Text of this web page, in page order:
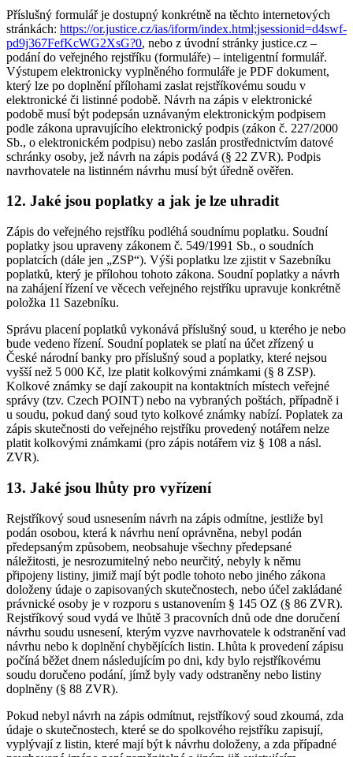
Příslušný formulář je dostupný konkrétně na těchto internetových
stránkách: https://or.justice.cz/ias/iform/index.html;jsessionid=d4swf-
pd9j367FefKcWG2XsG?0, nebo z úvodní stránky justice.cz –
podání do veřejného rejstříku (formuláře) – inteligentní formulář.
Výstupem elektronicky vyplněného formuláře je PDF dokument,
který lze po doplnění přílohami zaslat rejstříkovému soudu v
elektronické či listinné podobě. Návrh na zápis v elektronické
podobě musí být podepsán uznávaným elektronickým podpisem
podle zákona upravujícího elektronický podpis (zákon č. 227/2000
Sb., o elektronickém podpisu) nebo zaslán prostřednictvím datové
schránky osoby, jež návrh na zápis podává (§ 22 ZVR). Podpis
navrhovatele na listinném návrhu musí být úředně ověřen.
12. Jaké jsou poplatky a jak je lze uhradit
Zápis do veřejného rejstříku podléhá soudnímu poplatku. Soudní
poplatky jsou upraveny zákonem č. 549/1991 Sb., o soudních
poplatcích (dále jen „ZSP“). Výši poplatku lze zjistit v Sazebníku
poplatků, který je přílohou tohoto zákona. Soudní poplatky a návrh
na zahájení řízení ve věcech veřejného rejstříku upravuje konkrétně
položka 11 Sazebníku.
Správu placení poplatků vykonává příslušný soud, u kterého je nebo
bude vedeno řízení. Soudní poplatek se platí na účet zřízený u
České národní banky pro příslušný soud a poplatky, které nejsou
vyšší než 5 000 Kč, lze platit kolkovými známkami (§ 8 ZSP).
Kolkové známky se dají zakoupit na kontaktních místech veřejné
správy (tzv. Czech POINT) nebo na vybraných poštách, případně i
u soudu, pokud daný soud tyto kolkové známky nabízí. Poplatek za
zápis skutečnosti do veřejného rejstříku provedený notářem nelze
platit kolkovými známkami (pro zápis notářem viz § 108 a násl.
ZVR).
13. Jaké jsou lhůty pro vyřízení
Rejstříkový soud usnesením návrh na zápis odmítne, jestliže byl
podán osobou, která k návrhu není oprávněna, nebyl podán
předepsaným způsobem, neobsahuje všechny předepsané
náležitosti, je nesrozumitelný nebo neurčitý, nebyly k němu
připojeny listiny, jimiž mají být podle tohoto nebo jiného zákona
doloženy údaje o zapisovaných skutečnostech, nebo účel zakládané
právnické osoby je v rozporu s ustanovením § 145 OZ (§ 86 ZVR).
Rejstříkový soud vydá ve lhůtě 3 pracovních dnů ode dne doručení
návrhu soudu usnesení, kterým vyzve navrhovatele k odstranění vad
návrhu nebo k doplnění chybějících listin. Lhůta k provedení zápisu
počíná běžet dnem následujícím po dni, kdy bylo rejstříkovému
soudu doručeno podání, jímž byly vady odstraněny nebo listiny
doplněny (§ 88 ZVR).
Pokud nebyl návrh na zápis odmítnut, rejstříkový soud zkoumá, zda
údaje o skutečnostech, které se do spolkového rejstříku zapisují,
vyplývají z listin, které mají být k návrhu doloženy, a zda případné